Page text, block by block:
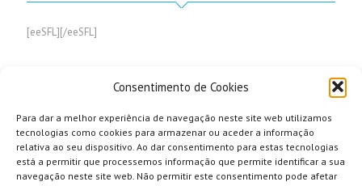
Consentimento de Cookies
Para dar a melhor experiência de navegação neste site web utilizamos
tecnologias como cookies para armazenar ou aceder a informação
relativa ao seu dispositivo. Ao dar consentimento para estas tecnologias
está a permitir que processemos informação que permite identificar a sua
navegação neste site web. Não permitir este consentimento pode afetar
[eeSFL][/eeSFL]